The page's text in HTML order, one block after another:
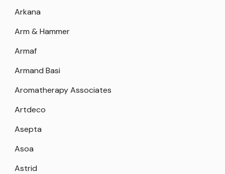
Arkana
Arm & Hammer
Armaf
Armand Basi
Aromatherapy Associates
Artdeco
Asepta
Asoa
Astrid